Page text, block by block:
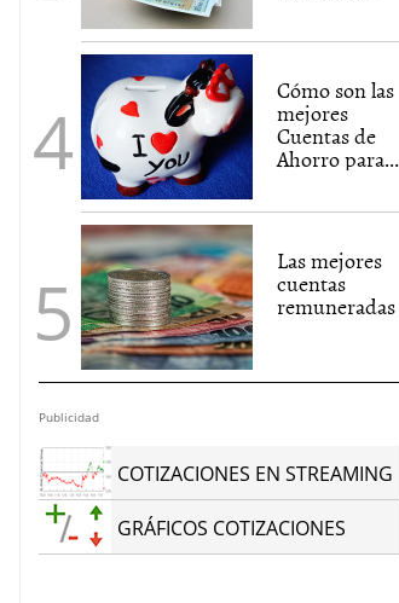
Cómo son las
mejores
Cuentas de
Ahorro para...
Las mejores
cuentas
remuneradas
Publicidad
COTIZACIONES EN STREAMING
GRÁFICOS COTIZACIONES